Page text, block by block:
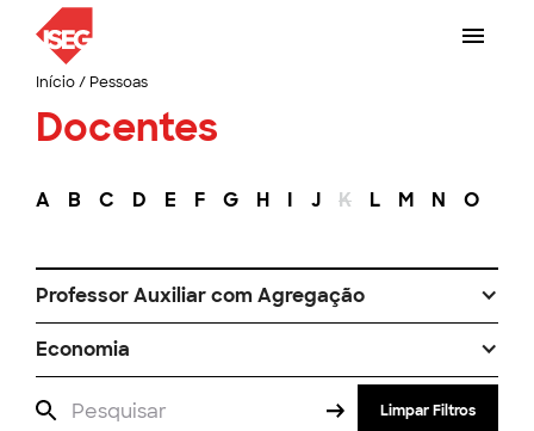
Início/ Pessoas
Docentes
A B C D E F G H I J K L M N O
Professor Auxiliar com Agregação
Economia
Limpar Filtros